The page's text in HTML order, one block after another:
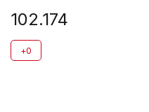
102.174
+0